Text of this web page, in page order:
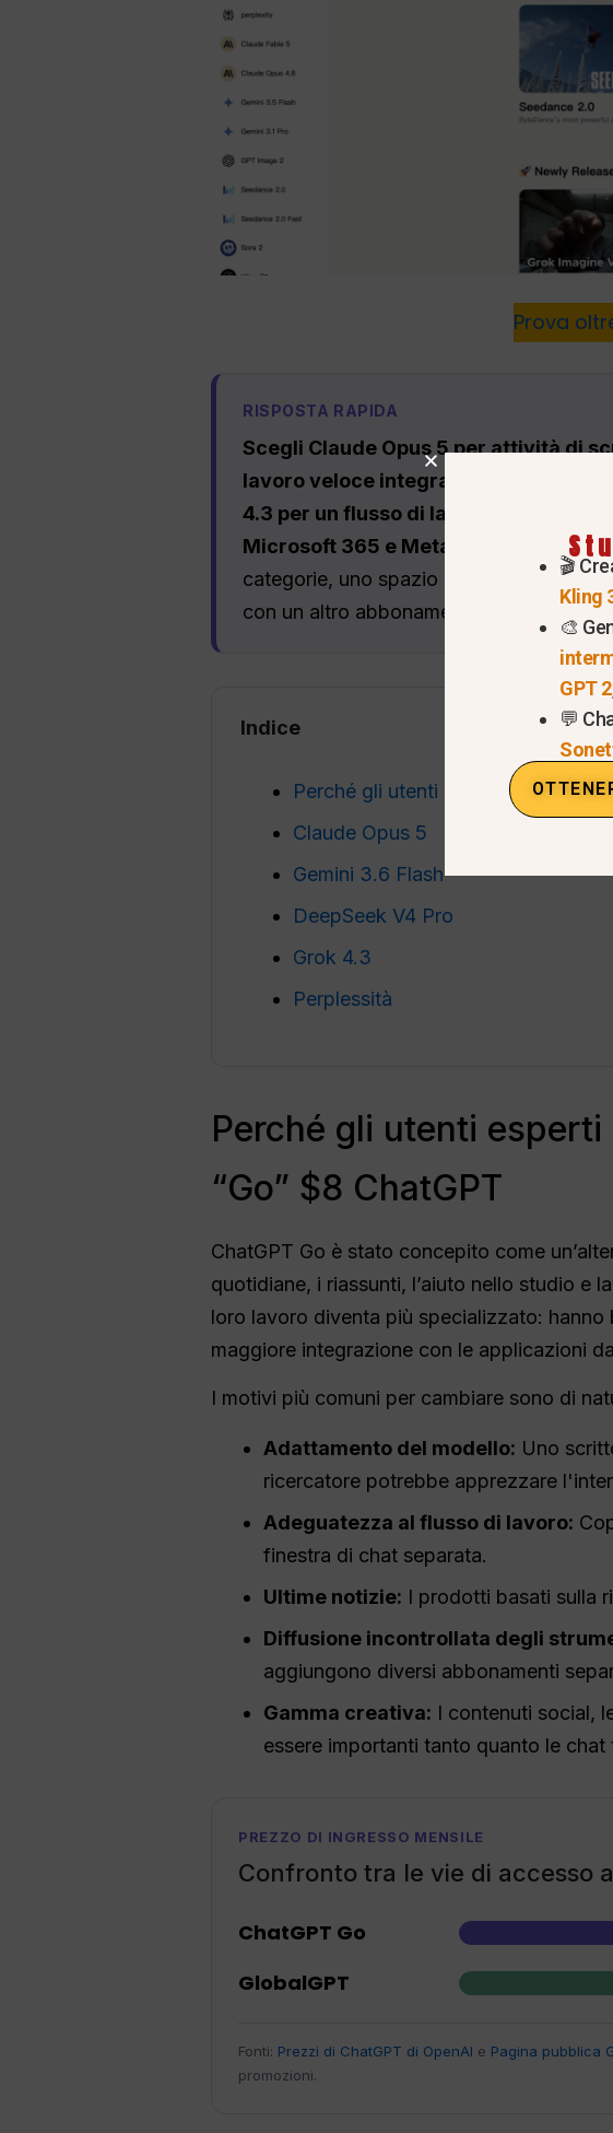
Prova
RISPOSTA RAPIDA
Scegli Claude Opus 5 per attività di
lavoro veloce integrato con Google,
4.3 per un flusso di lavoro in tempo
Microsoft 365 e Meta AI per la
categorie, uno spazio di lavoro
con un altro abbonamento singolo.
Indice
Perché gli utenti abbandonano
Claude Opus 5
Gemini 3.6 Flash
DeepSeek V4 Pro
Grok 4.3
Perplessità
Perché gli utenti
“Go” $8 ChatGPT
ChatGPT Go è stato concepito come
quotidiane, i riassunti, l’aiuto nello studio e
loro lavoro diventa più specializzato:
maggiore integrazione con le applicazioni
I motivi più comuni per cambiare sono di
Adattamento del modello: Uno
ricercatore potrebbe apprezzare
Adeguatezza al flusso di lavoro:
finestra di chat separata.
Ultime notizie: I prodotti basati sulla
Diffusione incontrollata degli
aggiungono diversi abbonamenti
Gamma creativa: I contenuti social,
essere importanti tanto quanto le chat
PREZZO DI INGRESSO MENSILE
Confronto tra le vie di accesso
ChatGPT Go
GlobalGPT
Fonti: Prezzi di ChatGPT di OpenAI e Pagina pubblica
promozioni.
🎬
Kling
🎨
GPT 2
💬